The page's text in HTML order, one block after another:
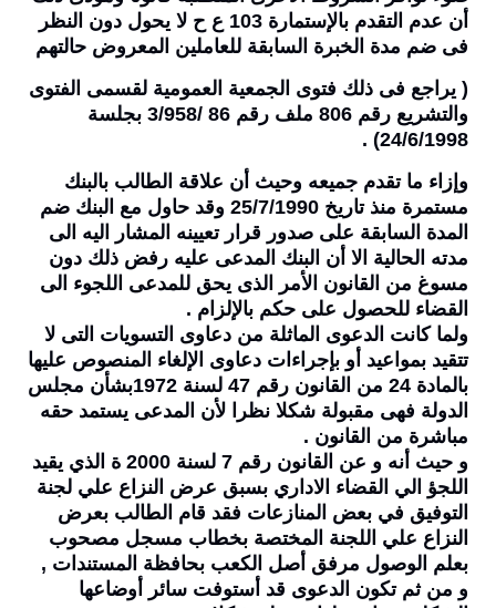
أن عدم التقدم بالإستمارة 103 ع ح لا يحول دون النظر
فى ضم مدة الخبرة السابقة للعاملين المعروض حالتهم
( يراجع فى ذلك فتوى الجمعية العمومية لقسمى الفتوى
والتشريع رقم 806 ملف رقم 86 /3/958 بجلسة
24/6/1998) .
وإزاء ما تقدم جميعه وحيث أن علاقة الطالب بالبنك
مستمرة منذ تاريخ 25/7/1990 وقد حاول مع البنك ضم
المدة السابقة على صدور قرار تعيينه المشار اليه الى
مدته الحالية الا أن البنك المدعى عليه رفض ذلك دون
مسوغ من القانون الأمر الذى يحق للمدعى اللجوء الى
القضاء للحصول على حكم بالإلزام .
ولما كانت الدعوى الماثلة من دعاوى التسويات التى لا
تتقيد بمواعيد أو بإجراءات دعاوى الإلغاء المنصوص عليها
بالمادة 24 من القانون رقم 47 لسنة 1972بشأن مجلس
الدولة فهى مقبولة شكلا نظرا لأن المدعى يستمد حقه
مباشرة من القانون .
و حيث أنه و عن القانون رقم 7 لسنة 2000 ة الذي يقيد
اللجؤ الي القضاء الاداري بسبق عرض النزاع علي لجنة
التوفيق في بعض المنازعات فقد قام الطالب بعرض
النزاع علي اللجنة المختصة بخطاب مسجل مصحوب
بعلم الوصول مرفق أصل الكعب بحافظة المستندات ,
و من ثم تكون الدعوى قد أستوفت سائر أوضاعها